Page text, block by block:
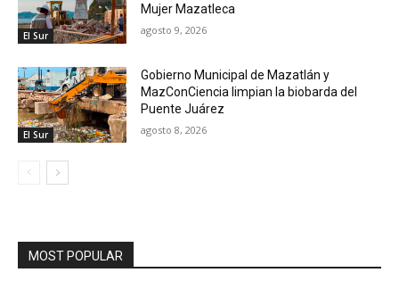
El Sur
Mujer Mazatleca
agosto 9, 2026
El Sur
Gobierno Municipal de Mazatlán y
MazConCiencia limpian la biobarda del
Puente Juárez
agosto 8, 2026
MOST POPULAR